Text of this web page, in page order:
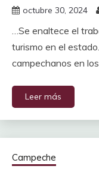
octubre 30, 2024
…Se enaltece el
turismo en el
campechanos en
Leer más
Campeche